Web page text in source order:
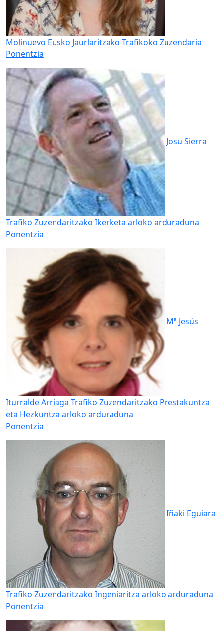
Molinuevo Eusko Jaurlaritzako Trafikoko Zuzendaria
Ponentzia
Josu Sierra
Trafiko Zuzendaritzako Ikerketa arloko arduraduna
Ponentzia
Mª Jesús
Iturralde Arriaga Trafiko Zuzendaritzako Prestakuntza
eta Hezkuntza arloko arduraduna
Ponentzia
Iñaki Eguiara
Trafiko Zuzendaritzako Ingeniaritza arloko arduraduna
Ponentzia